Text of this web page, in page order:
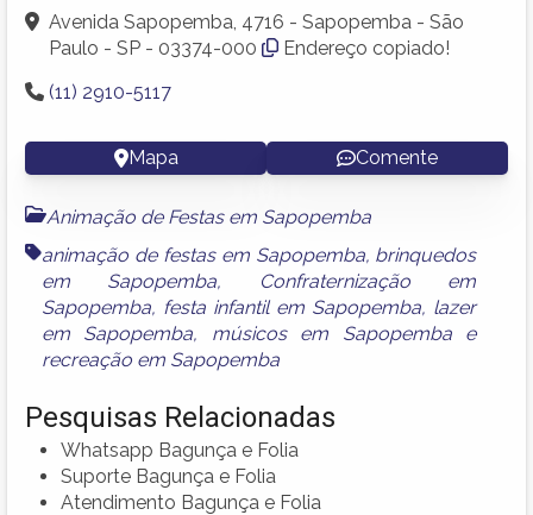
Avenida Sapopemba, 4716 - Sapopemba - São
Paulo - SP - 03374-000
Endereço copiado!
(11) 2910-5117
Mapa Comente
Animação de Festas em Sapopemba
animação de festas em Sapopemba, brinquedos
em Sapopemba,
Confraternização em
Sapopemba, festa infantil em Sapopemba, lazer
em Sapopemba, músicos em Sapopembae
recreação em Sapopemba
Pesquisas Relacionadas
Whatsapp Bagunça e Folia
Suporte Bagunça e Folia
Atendimento Bagunça e Folia